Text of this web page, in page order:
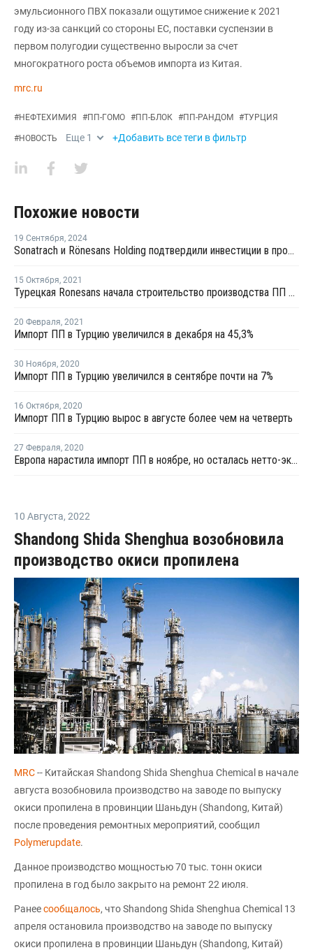
эмульсионного ПВХ показали ощутимое снижение к 2021
году из-за санкций со стороны ЕС, поставки суспензии в
первом полугодии существенно выросли за счет
многократного роста объемов импорта из Китая.
mrc.ru
#НЕФТЕХИМИЯ #ПП-ГОМО #ПП-БЛОК #ПП-РАНДОМ #ТУРЦИЯ
#НОВОСТЬ Еще 1 +Добавить все теги в фильтр
Похожие новости
19 Сентября, 2024
Sonatrach и Rönesans Holding подтвердили инвестиции в проект производства ПП в Турции
15 Октября, 2021
Турецкая Ronesans начала строительство производства ПП в Джейхане
20 Февраля, 2021
Импорт ПП в Турцию увеличился в декабря на 45,3%
30 Ноября, 2020
Импорт ПП в Турцию увеличился в сентябре почти на 7%
16 Октября, 2020
Импорт ПП в Турцию вырос в августе более чем на четверть
27 Февраля, 2020
Европа нарастила импорт ПП в ноябре, но осталась нетто-экспортером материала
10 Августа, 2022
Shandong Shida Shenghua возобновила
производство окиси пропилена
MRC-- Китайская Shandong Shida Shenghua Chemical в начале
августа возобновила производство на заводе по выпуску
окиси пропилена в провинции Шаньдун (Shandong, Китай)
после проведения ремонтных мероприятий, сообщил
Polymerupdate.
Данное производство мощностью 70 тыс. тонн окиси
пропилена в год было закрыто на ремонт 22 июля.
Ранеесообщалось, что Shandong Shida Shenghua Chemical 13
апреля остановила производство на заводе по выпуску
окиси пропилена в провинции Шаньдун (Shandong, Китай)